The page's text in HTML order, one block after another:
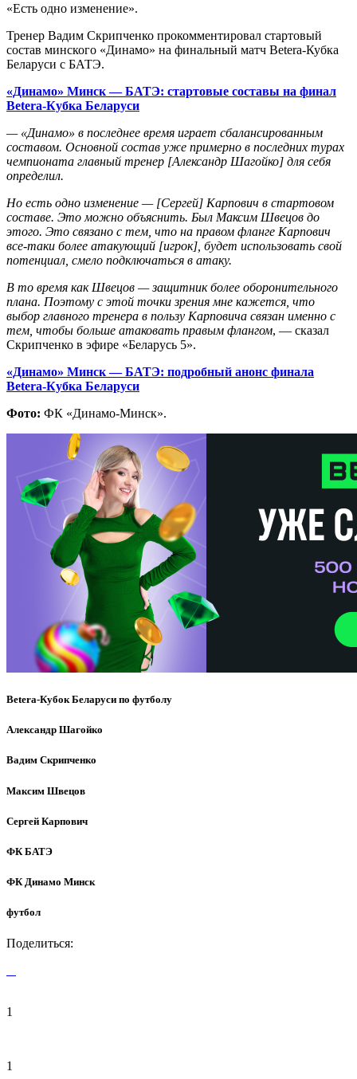
«Есть одно изменение».
Тренер Вадим Скрипченко прокомментировал стартовый
состав минского «Динамо» на финальный матч Betera-Кубка
Беларуси с БАТЭ.
«Динамо» Минск — БАТЭ: стартовые составы на финал
Betera-Кубка Беларуси
— «Динамо» в последнее время играет сбалансированным
составом. Основной состав уже примерно в последних турах
чемпионата главный тренер [Александр Шагойко] для себя
определил.
Но есть одно изменение — [Сергей] Карпович в стартовом
составе. Это можно объяcнить. Был Максим Швецов до
этого. Это связано с тем, что на правом фланге Карпович
все-таки более атакующий [игрок], будет использовать свой
потенциал, смело подключаться в атаку.
В то время как Швецов — защитник более оборонительного
плана. Поэтому с этой точки зрения мне кажется, что
выбор главного тренера в пользу Карповича связан именно с
тем, чтобы больше атаковать правым флангом, — сказал
Скрипченко в эфире «Беларусь 5».
«Динамо» Минск — БАТЭ: подробный анонс финала
Betera-Кубка Беларуси
Фото: ФК «Динамо-Минск».
Betera-Кубок Беларуси по футболу
Александр Шагойко
Вадим Скрипченко
Максим Швецов
Сергей Карпович
ФК БАТЭ
ФК Динамо Минск
футбол
Поделиться:
1
1